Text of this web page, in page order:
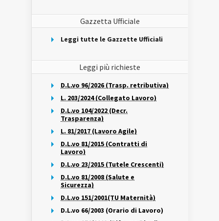
Gazzetta Ufficiale
Leggi tutte le Gazzette Ufficiali
Leggi più richieste
D.L.vo 96/2026 (Trasp. retributiva)
L. 203/2024 (Collegato Lavoro)
D.L.vo 104/2022 (Decr.
Trasparenza)
L. 81/2017 (Lavoro Agile)
D.L.vo 81/2015 (Contratti di
Lavoro)
D.L.vo 23/2015 (Tutele Crescenti)
D.L.vo 81/2008 (Salute e
Sicurezza)
D.L.vo 151/2001(TU Maternità)
D.L.vo 66/2003 (Orario di Lavoro)